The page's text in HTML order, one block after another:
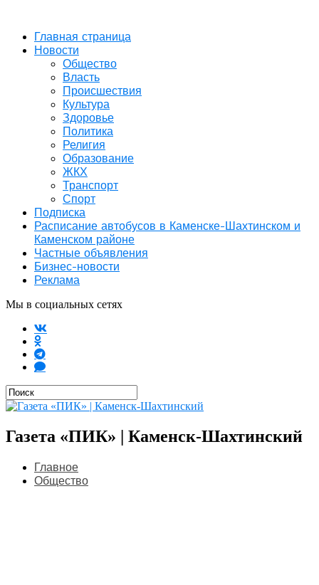
Главная страница
Новости
Общество
Власть
Происшествия
Культура
Здоровье
Политика
Религия
Образование
ЖКХ
Транспорт
Спорт
Подписка
Расписание автобусов в Каменске-Шахтинском и
Каменском районе
Частные объявления
Бизнес-новости
Реклама
Мы в социальных сетях
Газета «ПИК» | Каменск-Шахтинский
Главное
Общество